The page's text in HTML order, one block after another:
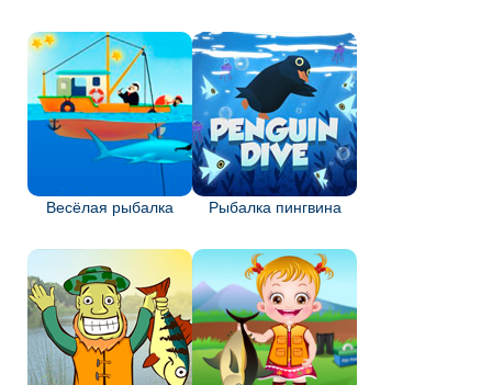
Весёлая рыбалка Рыбалка пингвина